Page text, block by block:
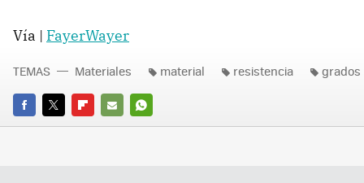
Vía | FayerWayer
FACEBOOK
TWITTERFLIPBOARD
E-
WHATSAPP
TEMAS Materiales material resistencia grados